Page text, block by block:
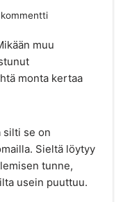
kommentti
muu
monta kertaa
silti se on
Sieltä löytyy
tunne,
usein puuttuu.